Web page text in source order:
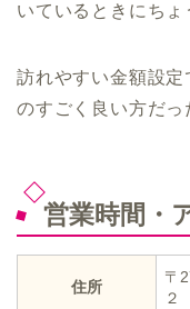
いているときにちょ
訪れやすい金額設
のすごく良い方だ
営業時間・
住所
〒
２